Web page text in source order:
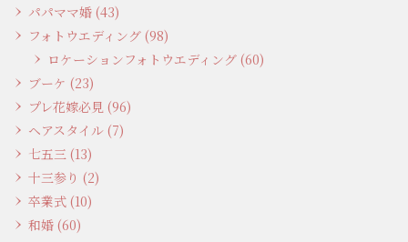
パパママ婚 (43)
フォトウエディング (98)
ロケーションフォトウエディング (60)
ブーケ (23)
プレ花嫁必見 (96)
ヘアスタイル (7)
七五三 (13)
十三参り (2)
卒業式 (10)
和婚 (60)